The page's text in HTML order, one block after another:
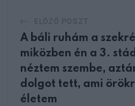
A báli ruhám a
miközben én a 3.
néztem szembe,
dolgot tett, ami
életem